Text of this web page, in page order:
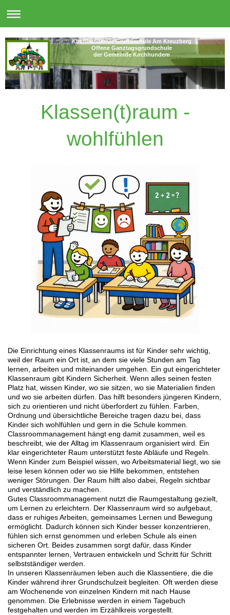
Kirchhundemer Grundschule Am Kreuzberg
Offene Ganztagsgrundschule
der Gemeinde Kirchhundem
Klassen(t)raum -
wohlfühlen
Die Einrichtung eines Klassenraums ist für Kinder sehr wichtig,
weil der Raum ein Ort ist, an dem sie viele Stunden am Tag
lernen, arbeiten und miteinander umgehen. Ein gut eingerichteter
Klassenraum gibt Kindern Sicherheit. Wenn alles seinen festen
Platz hat, wissen Kinder, wo sie sitzen, wo sie Materialien finden
und wo sie arbeiten dürfen. Das hilft besonders jüngeren Kindern,
sich zu orientieren und nicht überfordert zu fühlen. Farben,
Ordnung und übersichtliche Bereiche tragen dazu bei, dass
Kinder sich wohlfühlen und gern in die Schule kommen.
Classroommanagement hängt eng damit zusammen, weil es
beschreibt, wie der Alltag im Klassenraum organisiert wird. Ein
klar eingerichteter Raum unterstützt feste Abläufe und Regeln.
Wenn Kinder zum Beispiel wissen, wo Arbeitsmaterial liegt, wo sie
leise lesen können oder wo sie Hilfe bekommen, entstehen
weniger Störungen. Der Raum hilft also dabei, Regeln sichtbar
und verständlich zu machen.
Gutes Classroommanagement nutzt die Raumgestaltung gezielt,
um Lernen zu erleichtern. Der Klassenraum wird so aufgebaut,
dass er ruhiges Arbeiten, gemeinsames Lernen und Bewegung
ermöglicht. Dadurch können sich Kinder besser konzentrieren,
fühlen sich ernst genommen und erleben Schule als einen
sicheren Ort. Beides zusammen sorgt dafür, dass Kinder
entspannter lernen, Vertrauen entwickeln und Schritt für Schritt
selbstständiger werden.
In unseren Klassenräumen leben auch die Klassentiere, die die
Kinder während ihrer Grundschulzeit begleiten. Oft werden diese
am Wochenende von einzelnen Kindern mit nach Hause
genommen. Die Erlebnisse werden in einem Tagebuch
festgehalten und werden im Erzählkreis vorgestellt.